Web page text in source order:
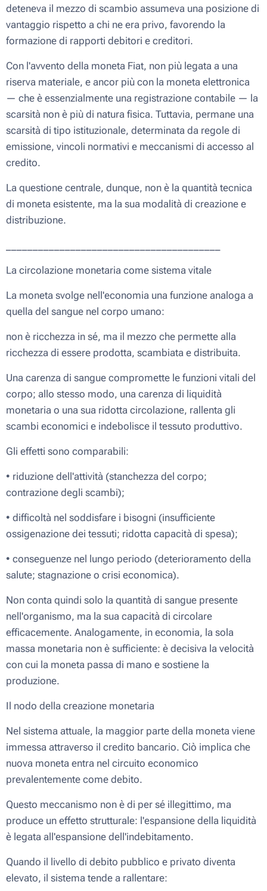
deteneva il mezzo di scambio assumeva una posizione di
vantaggio rispetto a chi ne era privo, favorendo la
formazione di rapporti debitori e creditori.
Con l'avvento della moneta Fiat, non più legata a una
riserva materiale, e ancor più con la moneta elettronica
— che è essenzialmente una registrazione contabile — la
scarsità non è più di natura fisica. Tuttavia, permane una
scarsità di tipo istituzionale, determinata da regole di
emissione, vincoli normativi e meccanismi di accesso al
credito.
La questione centrale, dunque, non è la quantità tecnica
di moneta esistente, ma la sua modalità di creazione e
distribuzione.
La circolazione monetaria come sistema vitale
La moneta svolge nell'economia una funzione analoga a
quella del sangue nel corpo umano:
non è ricchezza in sé, ma il mezzo che permette alla
ricchezza di essere prodotta, scambiata e distribuita.
Una carenza di sangue compromette le funzioni vitali del
corpo; allo stesso modo, una carenza di liquidità
monetaria o una sua ridotta circolazione, rallenta gli
scambi economici e indebolisce il tessuto produttivo.
Gli effetti sono comparabili:
• riduzione dell'attività (stanchezza del corpo;
contrazione degli scambi);
• difficoltà nel soddisfare i bisogni (insufficiente
ossigenazione dei tessuti; ridotta capacità di spesa);
• conseguenze nel lungo periodo (deterioramento della
salute; stagnazione o crisi economica).
Non conta quindi solo la quantità di sangue presente
nell'organismo, ma la sua capacità di circolare
efficacemente. Analogamente, in economia, la sola
massa monetaria non è sufficiente: è decisiva la velocità
con cui la moneta passa di mano e sostiene la
produzione.
Il nodo della creazione monetaria
Nel sistema attuale, la maggior parte della moneta viene
immessa attraverso il credito bancario. Ciò implica che
nuova moneta entra nel circuito economico
prevalentemente come debito.
Questo meccanismo non è di per sé illegittimo, ma
produce un effetto strutturale: l'espansione della liquidità
è legata all'espansione dell'indebitamento.
Quando il livello di debito pubblico e privato diventa
elevato, il sistema tende a rallentare: